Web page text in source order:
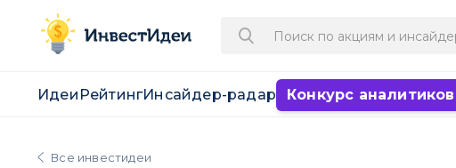
Идеи РейтингИнсайдер-радар Конкурс
Все инвестидеи